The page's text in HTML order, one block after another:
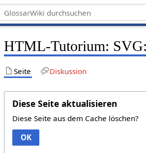
HTML-Tutorium:
Seite Diskussion
Diese Seite aktualisieren
Diese Seite aus dem Cache löschen?
OK